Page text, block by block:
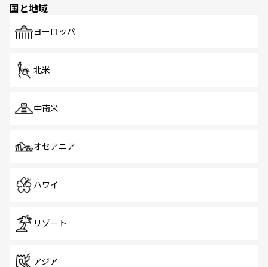
で、ホーカーズは地元の風情を楽しめる外せないスポット
国と地域
ヨーロッパ
北米
中南米
オセアニア
ハワイ
リゾート
アジア